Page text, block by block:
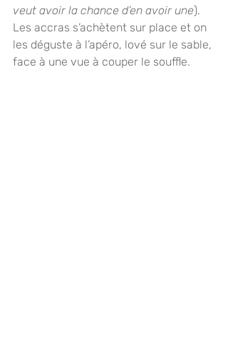
veut avoir la chance d’en avoir une).
Les accras s’achètent sur place et on
les déguste à l’apéro, lové sur le sable,
face à une vue à couper le souffle.